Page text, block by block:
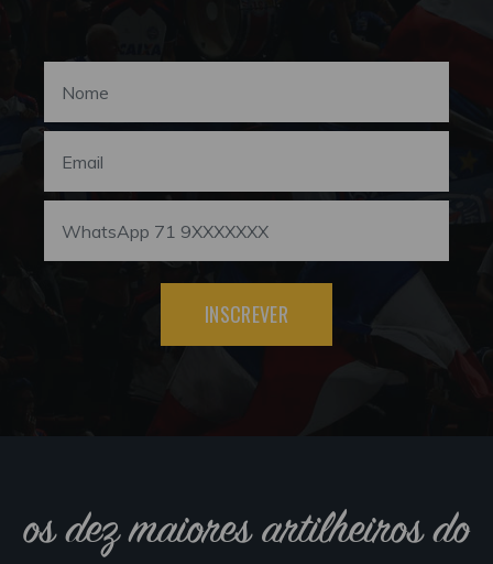
INSCREVER
os dez maiores artilheiros do